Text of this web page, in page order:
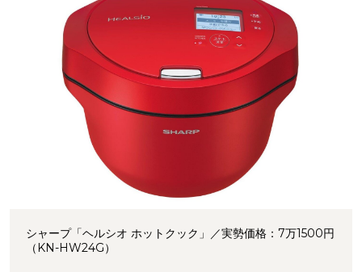
シャープ「ヘルシオ ホットクック」／実勢価格：7万1500円
（KN-HW24G）